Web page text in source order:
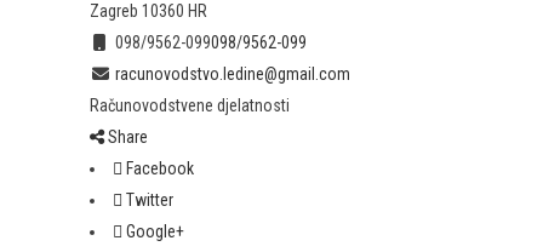
Zagreb 10360 HR
098/9562-099098/9562-099
racunovodstvo.ledine@gmail.com
Računovodstvene djelatnosti
Share
Facebook
Twitter
Google+